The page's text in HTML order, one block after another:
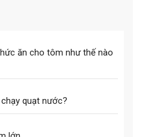
ăn cho tôm như thế nào
quạt nước?